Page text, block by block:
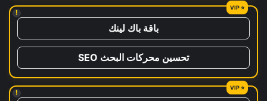
!
باقة باك لينك
تحسين محركات البحث SEO
!